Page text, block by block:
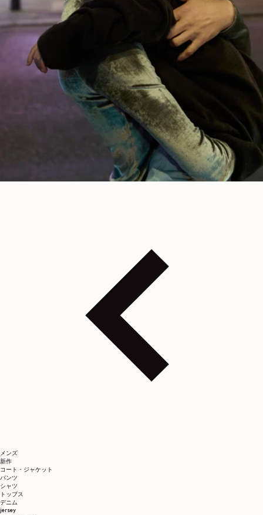
メンズ
新作
コート・ジャケット
パンツ
シャツ
トップス
デニム
jersey